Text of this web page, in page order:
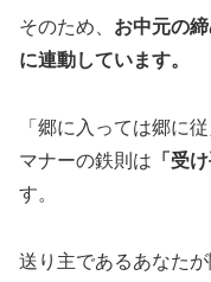
そのため、 お中元の
に連動しています。
「郷に入っては郷に
マナーの鉄則は 「受
す。
送り主であるあなた